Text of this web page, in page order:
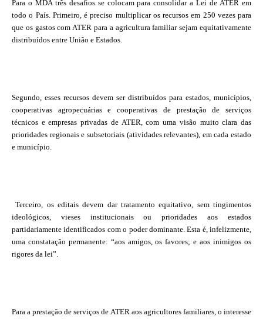
Para o MDA três desafios se colocam para consolidar a Lei de ATER em
todo o País. Primeiro, é preciso multiplicar os recursos em 250 vezes para
que os gastos com ATER para a agricultura familiar sejam equitativamente
distribuídos entre União e Estados.
Segundo, esses recursos devem ser distribuídos para estados, municípios,
cooperativas agropecuárias e cooperativas de prestação de serviços
técnicos e empresas privadas de ATER, com uma visão muito clara das
prioridades regionais e subsetoriais (atividades relevantes), em cada estado
e município.
Terceiro, os editais devem dar tratamento equitativo, sem tingimentos
ideológicos, vieses institucionais ou prioridades aos estados
partidariamente identificados com o poder dominante. Esta é, infelizmente,
uma constatação permanente: “aos amigos, os favores; e aos inimigos os
rigores da lei”.
Para a prestação de serviços de ATER aos agricultores familiares, o interesse